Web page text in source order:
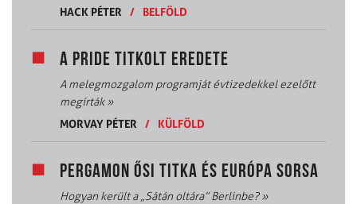
HACK PÉTER
/ BELFÖLD
A PRIDE TITKOLT EREDETE
A melegmozgalom programját évtizedekkel ezelőtt
megírták»
MORVAY PÉTER
/ KÜLFÖLD
PERGAMON ŐSI TITKA ÉS EURÓPA SORSA
Hogyan került a „Sátán oltára” Berlinbe?»